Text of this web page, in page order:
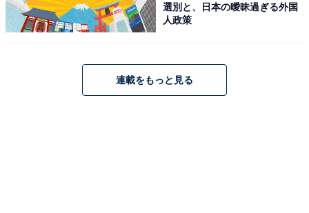
選別と、日本の曖昧過ぎる外国
人政策
連載をもっと見る